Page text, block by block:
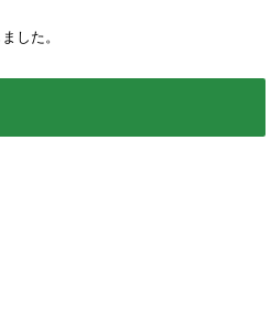
した。